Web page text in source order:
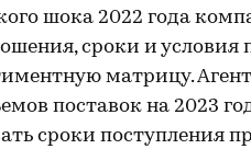
шока 2022 года
сроки и
матрицу.
поставок на 2023
сроки поступления